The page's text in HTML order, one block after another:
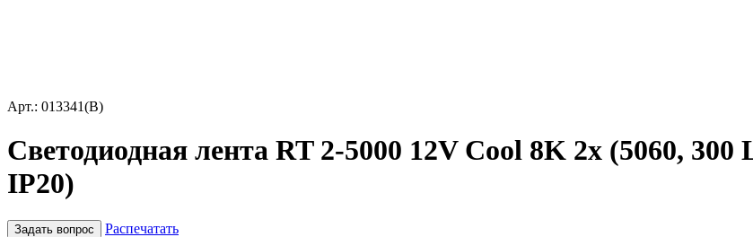
Арт.: 013341(B)
Светодиодная лента RT 2-5000 12V Cool 8K 2x (5060,
IP20)
Задать вопрос
Распечатать